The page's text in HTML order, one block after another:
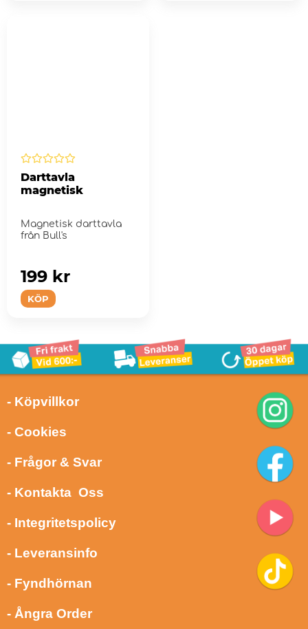
Darttavla
magnetisk
Magnetisk darttavla
från Bull's
KÖP
199 kr
- Köpvillkor
- Cookies
- Frågor & Svar
- Kontakta Oss
- Integritetspolicy
- Leveransinfo
- Fyndhörnan
- Ångra Order